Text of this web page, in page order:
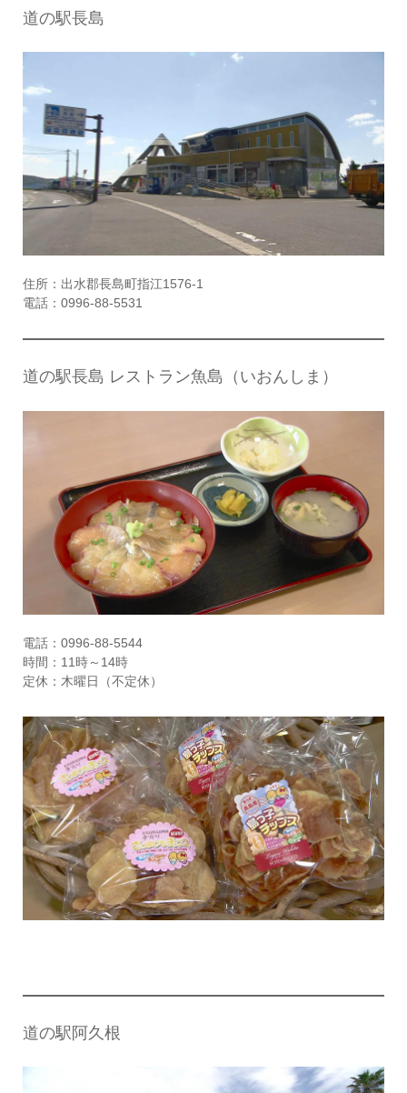
道の駅長島
住所：出水郡長島町指江1576-1
電話：0996-88-5531
道の駅長島 レストラン魚島（いおんしま）
電話：0996-88-5544
時間：11時～14時
定休：木曜日（不定休）
道の駅阿久根